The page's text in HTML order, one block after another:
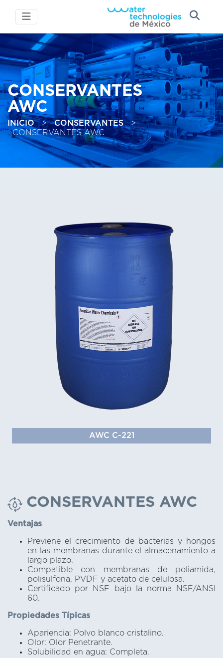
CONSERVANTES
AWC
INICIO > CONSERVANTES
>
CONSERVANTES AWC
AWC C-221
CONSERVANTES AWC
Ventajas
Previene el crecimiento de bacterias y hongos
en las membranas durante el almacenamiento a
largo plazo.
Compatible con membranas de poliamida,
polisulfona, PVDF y acetato de celulosa.
Certificado por NSF bajo la norma NSF/ANSI
60.
Propiedades Típicas
Apariencia: Polvo blanco cristalino.
Olor: Olor Penetrante.
Solubilidad en agua: Completa.